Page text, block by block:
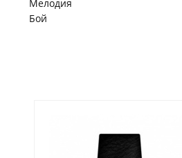
Мелодия
Бой